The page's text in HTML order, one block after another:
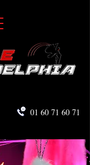
01 60 71 60 71